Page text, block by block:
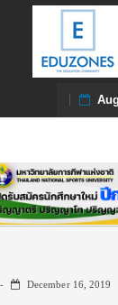
December 16, 2019